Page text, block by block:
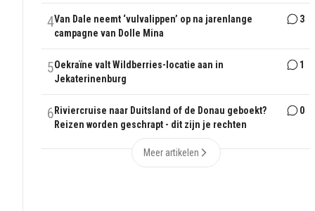
4Van Dale neemt ‘vulvalippen’ op na jarenlange
campagne van Dolle Mina
3
5Oekraïne valt Wildberries-locatie aan in
Jekaterinenburg
1
6 Riviercruise naar Duitsland of de Donau geboekt?
Reizen worden geschrapt - dit zijn je rechten
0
Meer artikelen